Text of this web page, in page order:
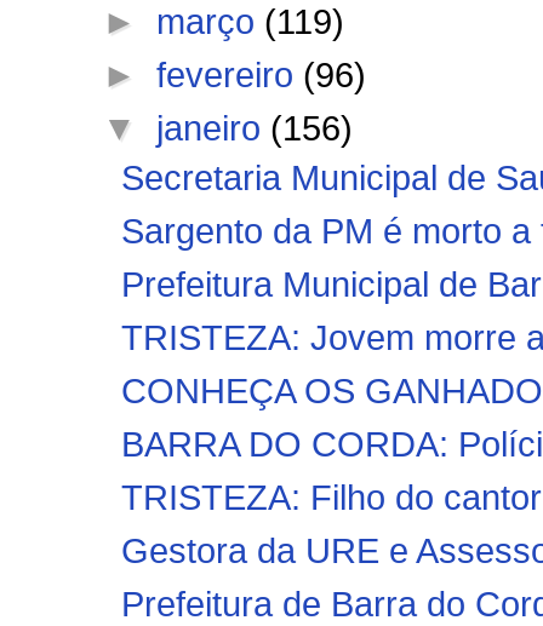
► março (119)
►fevereiro (96)
▼ janeiro (156)
Secretaria Municipal de
Sargento da PM é morto
Prefeitura Municipal de
TRISTEZA: Jovem morre
CONHEÇA OS
BARRA DO CORDA:
TRISTEZA: Filho do
Gestora da URE e
Prefeitura de Barra do